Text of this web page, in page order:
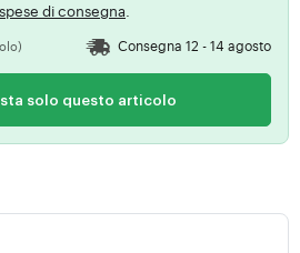
spese di consegna
Consegna 12 - 14 agosto
solo questo articolo